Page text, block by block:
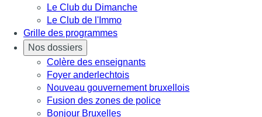
Le Club du Dimanche
Le Club de l'Immo
Grille des programmes
Nos dossiers
Colère des enseignants
Foyer anderlechtois
Nouveau gouvernement bruxellois
Fusion des zones de police
Bonjour Bruxelles